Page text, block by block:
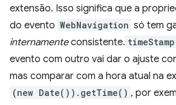
extensão. Isso significa que a
do evento WebNavigation só tem
internamenteconsistente. timeStamp
evento com outro vai dar o ajuste
mas comparar com a hora atual na
(new Date()).getTime() , por